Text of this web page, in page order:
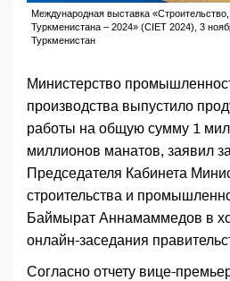
Международная выставка
Туркменистана – 2024» (CIET 2024), 3
Туркменистан
Министерство
производства выпустило
работы на общую сумму 1
миллионов манатов, заявил
Председателя Кабинета
строительства и
Баймырат Аннамаммедов в
онлайн-заседания
Согласно отчету вице-